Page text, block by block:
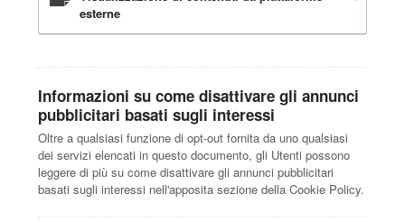
esterne
Informazioni su come disattivare gli annunci
pubblicitari basati sugli interessi
Oltre a qualsiasi funzione di opt-out fornita da uno qualsiasi
dei servizi elencati in questo documento, gli Utenti possono
leggere di più su come disattivare gli annunci pubblicitari
basati sugli interessi nell'apposita sezione della Cookie Policy.